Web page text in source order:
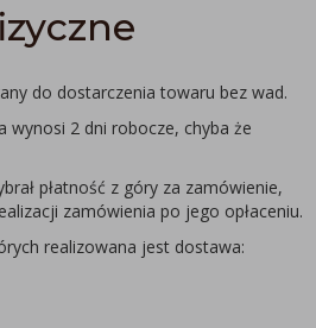
do dostarczenia towaru bez wad.
wynosi 2 dni robocze, chyba że
płatność z góry za zamówienie,
zamówienia po jego opłaceniu.
realizowana jest dostawa: